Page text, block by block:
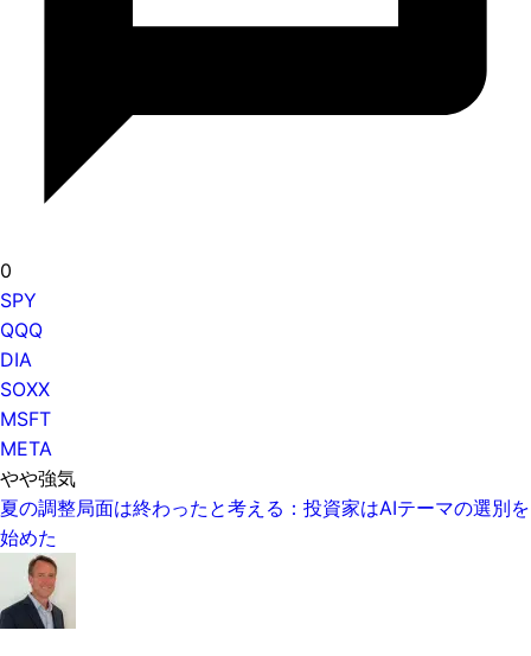
0
SPY
QQQ
DIA
SOXX
MSFT
META
やや強気
夏の調整局面は終わったと考える：投資家はAIテーマの選別を
始めた